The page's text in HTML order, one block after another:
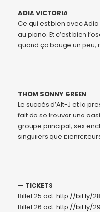
ADIA VICTORIA
Ce qui est bien avec
au piano. Et c’est bien
quand ça bouge un peu,
THOM SONNY GREEN
Le succès d’Alt-J et la
fait de se trouver une
groupe principal, ses
singuliers que
— TICKETS
Billet 25 oct: http://bit.ly/
Billet 26 oct: http://bit.ly/